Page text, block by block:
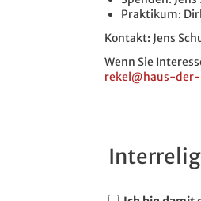
Praktikum:
Kontakt: Jens
Wenn Sie
rekel@haus-